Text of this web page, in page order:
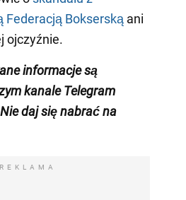
Federacją Bokserskąani
ojczyźnie.
informacje są
kanale Telegram
Nie daj się nabrać na
REKLAMA